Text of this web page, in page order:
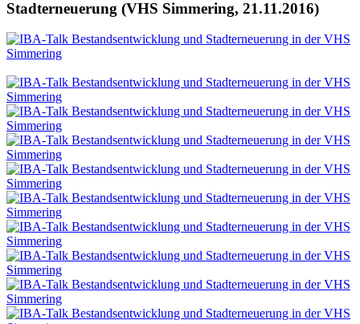
Stadterneuerung (VHS Simmering, 21.11.2016)